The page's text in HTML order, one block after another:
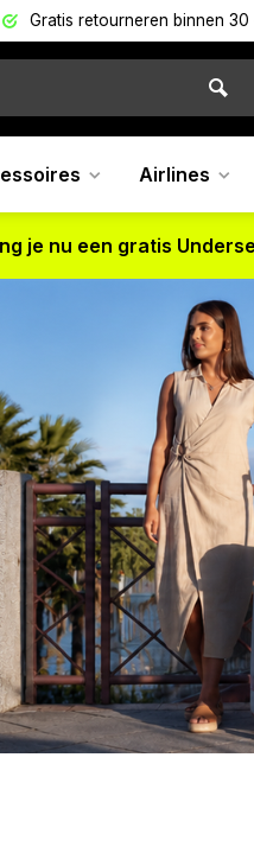
dagen Bezoek
Airlines
je nu een gratis